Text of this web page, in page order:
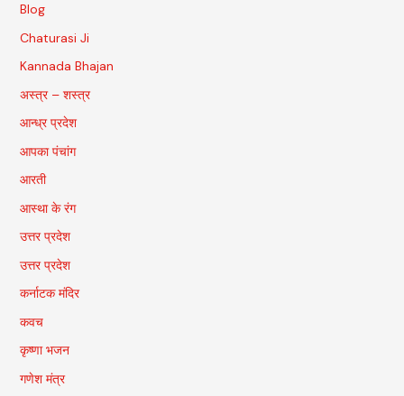
Blog
Chaturasi Ji
Kannada Bhajan
अस्त्र – शस्त्र
आन्ध्र प्रदेश
आपका पंचांग
आरती
आस्था के रंग
उत्तर प्रदेश
उत्तर प्रदेश
कर्नाटक मंदिर
कवच
कृष्णा भजन
गणेश मंत्र